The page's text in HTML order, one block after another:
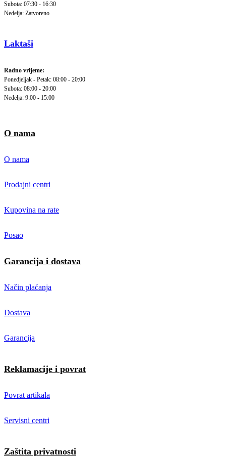
Subota: 07:30 - 16:30
Nedelja: Zatvoreno
Laktaši
Radno vrijeme:
Ponedjeljak - Petak: 08:00 - 20:00
Subota: 08:00 - 20:00
Nedelja: 9:00 - 15:00
O nama
O nama
Prodajni centri
Kupovina na rate
Posao
Garancija i dostava
Način plaćanja
Dostava
Garancija
Reklamacije i povrat
Povrat artikala
Servisni centri
Zaštita privatnosti